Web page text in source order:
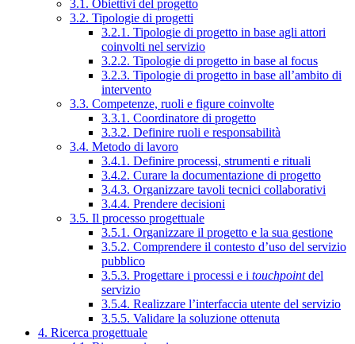
3.1. Obiettivi del progetto
3.2. Tipologie di progetti
3.2.1. Tipologie di progetto in base agli attori
coinvolti nel servizio
3.2.2. Tipologie di progetto in base al focus
3.2.3. Tipologie di progetto in base all’ambito di
intervento
3.3. Competenze, ruoli e figure coinvolte
3.3.1. Coordinatore di progetto
3.3.2. Definire ruoli e responsabilità
3.4. Metodo di lavoro
3.4.1. Definire processi, strumenti e rituali
3.4.2. Curare la documentazione di progetto
3.4.3. Organizzare tavoli tecnici collaborativi
3.4.4. Prendere decisioni
3.5. Il processo progettuale
3.5.1. Organizzare il progetto e la sua gestione
3.5.2. Comprendere il contesto d’uso del servizio
pubblico
3.5.3. Progettare i processi e i touchpointdel
servizio
3.5.4. Realizzare l’interfaccia utente del servizio
3.5.5. Validare la soluzione ottenuta
4. Ricerca progettuale